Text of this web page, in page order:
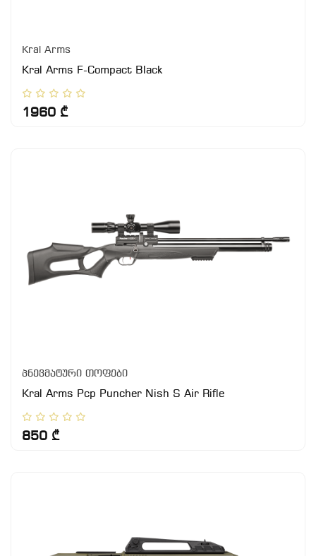
Kral Arms
Kral Arms F-Compact Black
1960 ₾
პნევმატური თოფები
Kral Arms Pcp Puncher Nish S Air Rifle
850 ₾